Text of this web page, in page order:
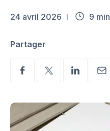
24 avril 2026 9 min
Partager